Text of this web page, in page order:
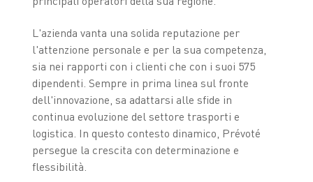
L'azienda vanta una solida reputazione per
l'attenzione personale e per la sua competenza,
sia nei rapporti con i clienti che con i suoi 575
dipendenti. Sempre in prima linea sul fronte
dell'innovazione, sa adattarsi alle sfide in
continua evoluzione del settore trasporti e
logistica. In questo contesto dinamico, Prévoté
persegue la crescita con determinazione e
flessibilità.